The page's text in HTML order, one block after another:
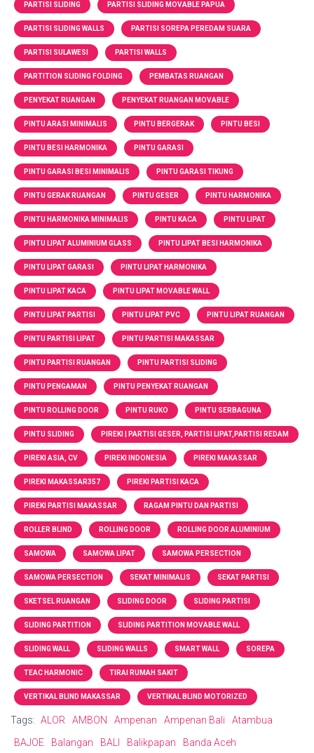
PARTISI SLIDING PARTISI SLIDING MOVABLE PAPUA
PARTISI SLIDING WALLS PARTISI SOREPA PEREDAM SUARA
PARTISI SULAWESI PARTISI WALLS
PARTITION SLIDING FOLDING PEMBATAS RUANGAN
PENYEKAT RUANGAN PENYEKAT RUANGAN MOVABLE
PINTU ARASI MINIMALIS PINTU BERGERAK PINTU BESI
PINTU BESI HARMONIKA PINTU GARASI
PINTU GARASI BESI MINIMALIS PINTU GARASI TIKUNG
PINTU GERAK RUANGAN PINTU GESER PINTU HARMONIKA
PINTU HARMONIKA MINIMALIS PINTU KACA PINTU LIPAT
PINTU LIPAT ALUMINIUM GLASS PINTU LIPAT BESI HARMONIKA
PINTU LIPAT GARASI PINTU LIPAT HARMONIKA
PINTU LIPAT KACA PINTU LIPAT MOVABLE WALL
PINTU LIPAT PARTISI PINTU LIPAT PVC PINTU LIPAT RUANGAN
PINTU PARTISI LIPAT PINTU PARTISI MAKASSAR
PINTU PARTISI RUANGAN PINTU PARTISI SLIDING
PINTU PENGAMAN PINTU PENYEKAT RUANGAN
PINTU ROLLING DOOR PINTU RUKO PINTU SERBAGUNA
PINTU SLIDING PIREKI | PARTISI GESER, PARTISI LIPAT,PARTISI REDAM
PIREKI ASIA, CV PIREKI INDONESIA PIREKI MAKASSAR
PIREKI MAKASSAR357 PIREKI PARTISI KACA
PIREKI PARTISI MAKASSAR RAGAM PINTU DAN PARTISI
ROLLER BLIND ROLLING DOOR ROLLING DOOR ALUMINIUM
SAMOWA SAMOWA LIPAT SAMOWA PERSECTION
SAMOWA PERSECTION SEKAT MINIMALIS SEKAT PARTISI
SKETSEL RUANGAN SLIDING DOOR SLIDING PARTISI
SLIDING PARTITION SLIDING PARTITION MOVABLE WALL
SLIDING WALL SLIDING WALLS SMART WALL SOREPA
TEAC HARMONIC TIRAI RUMAH SAKIT
VERTIKAL BLIND MAKASSAR VERTIKAL BLIND MOTORIZED
Tags: ALOR AMBON Ampenan Ampenan Bali
Atambua
BAJOE
Balangan BALI Balikpapan Banda Aceh